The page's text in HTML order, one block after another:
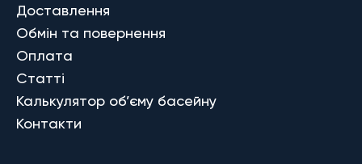
Доставлення
Обмін та повернення
Оплата
Статті
Калькулятор об’єму басейну
Контакти